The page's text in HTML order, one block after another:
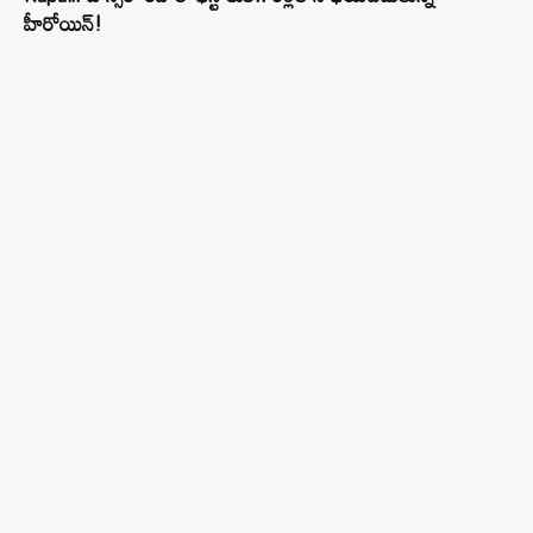
హీరోయిన్!